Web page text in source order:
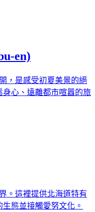
en)
，是感受初夏美景的絕
心、遠離都市喧囂的旅
。這裡提供北海道特有
態並接觸愛努文化。